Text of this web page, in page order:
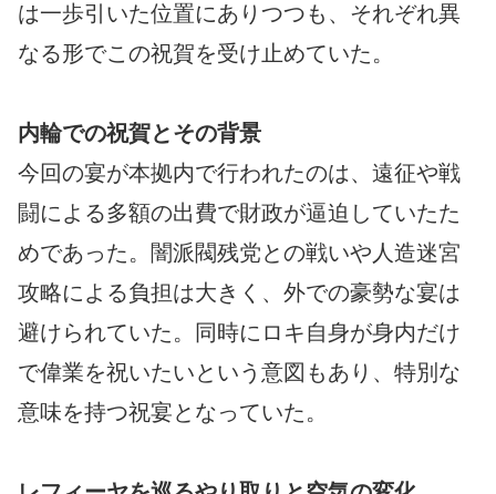
は一歩引いた位置にありつつも、それぞれ異
なる形でこの祝賀を受け止めていた。
内輪での祝賀とその背景
今回の宴が本拠内で行われたのは、遠征や戦
闘による多額の出費で財政が逼迫していたた
めであった。闇派閥残党との戦いや人造迷宮
攻略による負担は大きく、外での豪勢な宴は
避けられていた。同時にロキ自身が身内だけ
で偉業を祝いたいという意図もあり、特別な
意味を持つ祝宴となっていた。